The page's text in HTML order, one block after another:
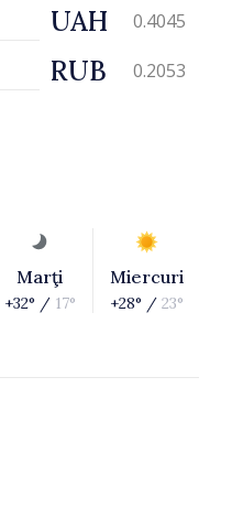
UAH 0.4045
RUB 0.2053
Marţi
+32° / 17°
Miercuri
+28° / 23°